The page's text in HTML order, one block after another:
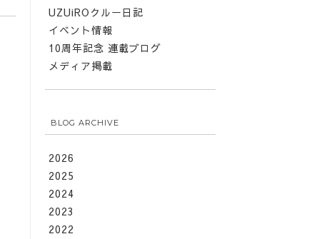
UZUiROクルー日記
イベント情報
10周年記念 連載ブログ
メディア掲載
BLOG ARCHIVE
2026
2025
2024
2023
2022